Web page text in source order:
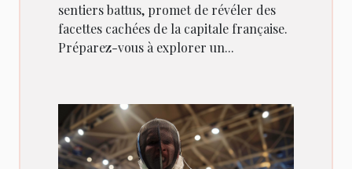
sentiers battus, promet de révéler des
facettes cachées de la capitale française.
Préparez-vous à explorer un...